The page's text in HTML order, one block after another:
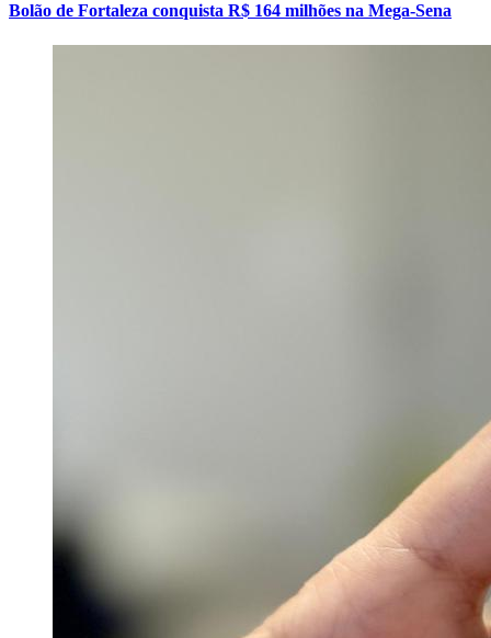
Bolão de Fortaleza conquista R$ 164 milhões na Mega-Sena